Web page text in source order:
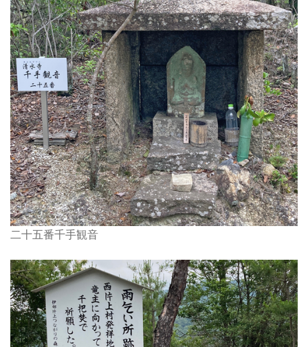
二十五番千手観音